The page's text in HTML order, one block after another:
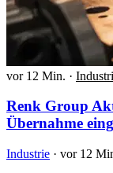
vor 12 Min. ·
Renk Group
Übernahme
Industrie · vor 12